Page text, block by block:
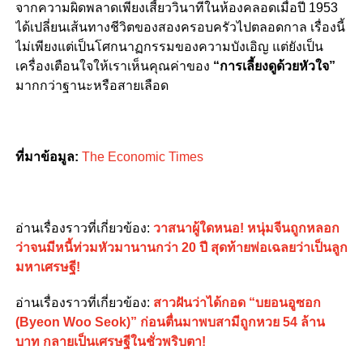
จากความผิดพลาดเพียงเสี้ยววินาทีในห้องคลอดเมื่อปี 1953
ได้เปลี่ยนเส้นทางชีวิตของสองครอบครัวไปตลอดกาล เรื่องนี้
ไม่เพียงแต่เป็นโศกนาฏกรรมของความบังเอิญ แต่ยังเป็น
เครื่องเตือนใจให้เราเห็นคุณค่าของ “การเลี้ยงดูด้วยหัวใจ”
มากกว่าฐานะหรือสายเลือด
ที่มาข้อมูล: The Economic Times
อ่านเรื่องราวที่เกี่ยวข้อง: วาสนาผู้ใดหนอ! หนุ่มจีนถูกหลอก
ว่าจนมีหนี้ท่วมหัวมานานกว่า 20 ปี สุดท้ายพ่อเฉลยว่าเป็นลูก
มหาเศรษฐี!
อ่านเรื่องราวที่เกี่ยวข้อง: สาวฝันว่าได้กอด “บยอนอูซอก
(Byeon Woo Seok)” ก่อนตื่นมาพบสามีถูกหวย 54 ล้าน
บาท กลายเป็นเศรษฐีในชั่วพริบตา!